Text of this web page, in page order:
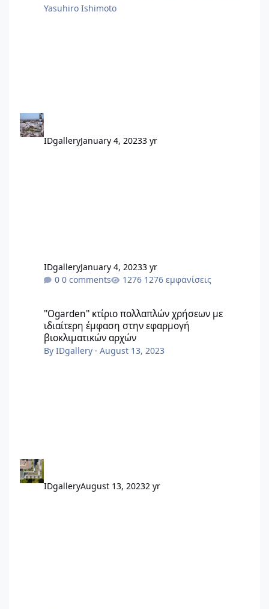
Yasuhiro Ishimoto
IDgalleryJanuary 4, 20233 yr
IDgalleryJanuary 4, 20233 yr
0 comments
1276 εμφανίσεις
''Ogarden'' κτίριο πολλαπλών χρήσεων με
ιδιαίτερη έμφαση στην εφαρμογή
βιοκλιματικών αρχών
ByIDgallery ·August 13, 2023
IDgalleryAugust 13, 20232 yr